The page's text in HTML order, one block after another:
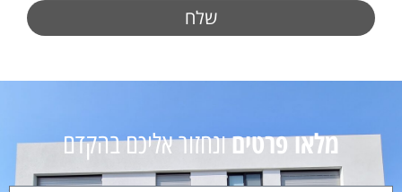
שלח
מלאו פרטיםונחזור אליכם בהקדם